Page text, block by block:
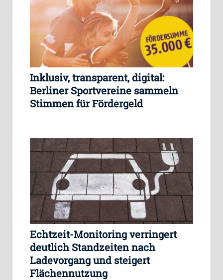
Inklusiv, transparent, digital:
Berliner Sportvereine sammeln
Stimmen für Fördergeld
Echtzeit-Monitoring verringert
deutlich Standzeiten nach
Ladevorgang und steigert
Flächennutzung